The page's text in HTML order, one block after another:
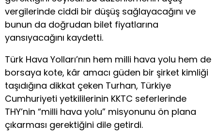
vergilerinde ciddi bir düşüş sağlayacağını ve
bunun da doğrudan bilet fiyatlarına
yansıyacağını kaydetti.
Türk Hava Yolları’nın hem milli hava yolu hem de
borsaya kote, kâr amacı güden bir şirket kimliği
taşıdığına dikkat çeken Turhan, Türkiye
Cumhuriyeti yetkililerinin KKTC seferlerinde
THY’nin “milli hava yolu” misyonunu ön plana
çıkarması gerektiğini dile getirdi.